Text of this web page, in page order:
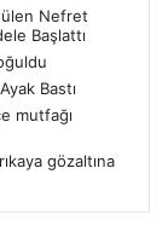
Nefret
Başlattı
Bastı
mutfağı
gözaltına